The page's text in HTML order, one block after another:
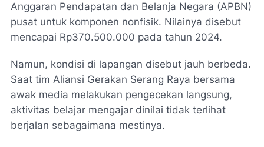
Anggaran Pendapatan dan Belanja Negara (APBN)
pusat untuk komponen nonfisik. Nilainya disebut
mencapai Rp370.500.000 pada tahun 2024.
Namun, kondisi di lapangan disebut jauh berbeda.
Saat tim Aliansi Gerakan Serang Raya bersama
awak media melakukan pengecekan langsung,
aktivitas belajar mengajar dinilai tidak terlihat
berjalan sebagaimana mestinya.